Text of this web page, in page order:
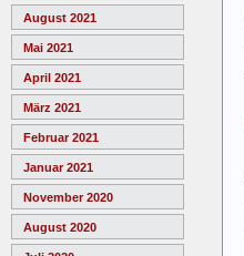
August 2021
Mai 2021
April 2021
März 2021
Februar 2021
Januar 2021
November 2020
August 2020